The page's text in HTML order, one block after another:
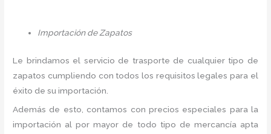
Importación de Zapatos
Le brindamos el servicio de trasporte de cualquier tipo de
zapatos cumpliendo con todos los requisitos legales para el
éxito de su importación.
Además de esto, contamos con precios especiales para la
importación al por mayor de todo tipo de mercancía apta